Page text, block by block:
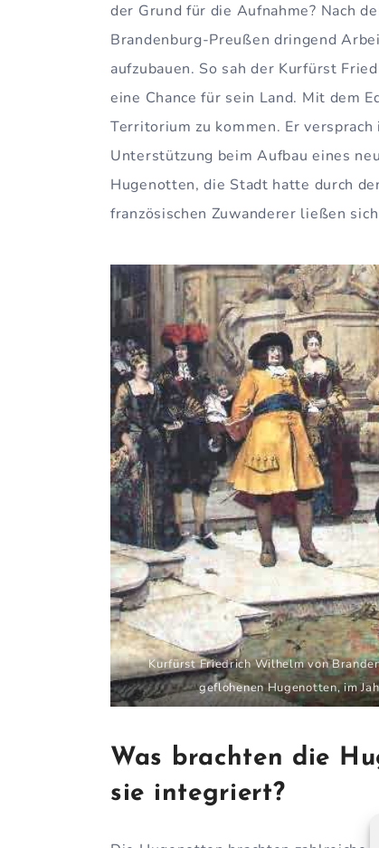
der Grund für die Aufnahme? Nach
Brandenburg-Preußen dringend
aufzubauen. So sah der Kurfürst
eine Chance für sein Land. Mit dem
Territorium zu kommen. Er
Unterstützung beim Aufbau eines
Hugenotten, die Stadt hatte durch
französischen Zuwanderer ließen
KurfürstFriedrich Wilhelm von
geflohenenHugenotten, im
Was brachten die
sie integriert?